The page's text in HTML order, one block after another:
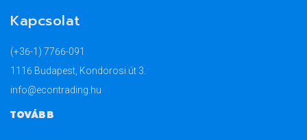
Kapcsolat
(+36-1) 7766-091
1116 Budapest, Kondorosi út 3.
info@econtrading.hu
TOVÁBB